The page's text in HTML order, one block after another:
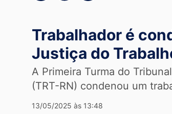
Trabalhador é
Justiça do
A Primeira Turma do
(TRT-RN) condenou um
13/05/2025 às 13:48